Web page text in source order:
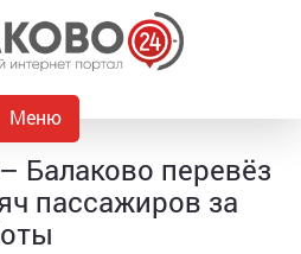
Меню
Балаково перевёз
пассажиров за